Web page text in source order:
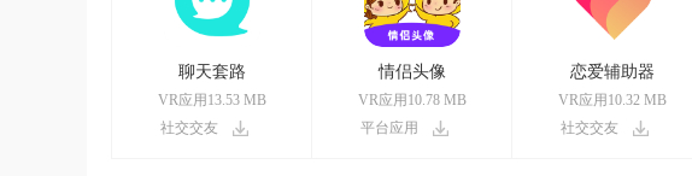
聊天套路
VR应用13.53 MB
社交交友
情侣头像
VR应用10.78 MB
平台应用
恋爱辅助器
VR应用10.32 MB
社交交友